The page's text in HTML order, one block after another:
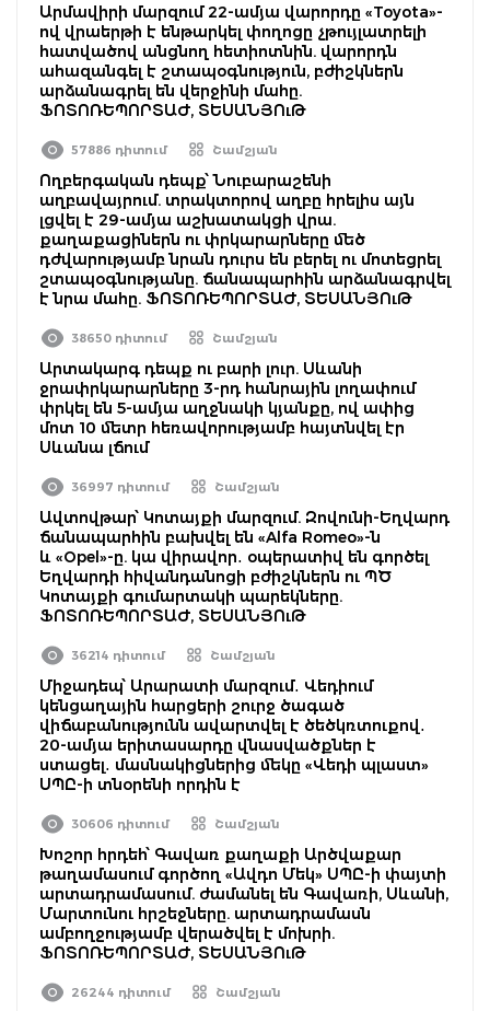
Արմավիրի մարզում 22-ամյա վարորդը «Toyota»-
ով վրաերթի է ենթարկել փողոցը չթույլատրելի
հատվածով անցնող հետիոտնին. վարորդն
ահազանգել է շտապօգնություն, բժիշկներն
արձանագրել են վերջինի մահը.
ՖՈՏՈՌԵՊՈՐՏԱԺ, ՏԵՍԱՆՅՈւԹ
57886 դիտում Շամշյան
Ողբերգական դեպք՝ Նուբարաշենի
աղբավայրում. տրակտորով աղբը հրելիս այն
լցվել է 29-ամյա աշխատակցի վրա.
քաղաքացիներն ու փրկարարները մեծ
դժվարությամբ նրան դուրս են բերել ու մոտեցրել
շտապօգնությանը. ճանապարհին արձանագրվել
է նրա մահը. ՖՈՏՈՌԵՊՈՐՏԱԺ, ՏԵՍԱՆՅՈւԹ
38650 դիտում Շամշյան
Արտակարգ դեպք ու բարի լուր. Սևանի
ջրափրկարարները 3-րդ հանրային լողափում
փրկել են 5-ամյա աղջնակի կյանքը, ով ափից
մոտ 10 մետր հեռավորությամբ հայտնվել էր
Սևանա լճում
36997 դիտում Շամշյան
Ավտովթար՝ Կոտայքի մարզում. Զովունի-Եղվարդ
ճանապարհին բախվել են «Alfa Romeo»-ն
և «Opel»-ը. կա վիրավոր․ օպերատիվ են գործել
Եղվարդի հիվանդանոցի բժիշկներն ու ՊԾ
Կոտայքի գումարտակի պարեկները.
ՖՈՏՈՌԵՊՈՐՏԱԺ, ՏԵՍԱՆՅՈւԹ
36214 դիտում Շամշյան
Միջադեպ՝ Արարատի մարզում․ Վեդիում
կենցաղային հարցերի շուրջ ծագած
վիճաբանությունն ավարտվել է ծեծկռտուքով․
20-ամյա երիտասարդը վնասվածքներ է
ստացել․ մասնակիցներից մեկը «Վեդի պլաստ»
ՍՊԸ-ի տնօրենի որդին է
30606 դիտում Շամշյան
Խոշոր հրդեհ՝ Գավառ քաղաքի Արծվաքար
թաղամասում գործող «Ավդո Մեկ» ՍՊԸ-ի փայտի
արտադրամասում. ժամանել են Գավառի, Սևանի,
Մարտունու հրշեջները. արտադրամասն
ամբողջությամբ վերածվել է մոխրի.
ՖՈՏՈՌԵՊՈՐՏԱԺ, ՏԵՍԱՆՅՈւԹ
26244 դիտում Շամշյան